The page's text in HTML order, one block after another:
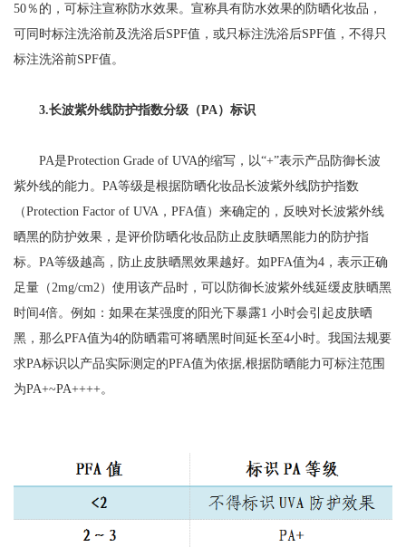
50％的，可标注宣称防水效果。宣称具有防水效果的防晒化妆品，
可同时标注洗浴前及洗浴后SPF值，或只标注洗浴后SPF值，不得只
标注洗浴前SPF值。
3.长波紫外线防护指数分级（PA）标识
PA是Protection Grade of UVA的缩写，以“+”表示产品防御长波
紫外线的能力。PA等级是根据防晒化妆品长波紫外线防护指数
（Protection Factor of UVA，PFA值）来确定的，反映对长波紫外线
晒黑的防护效果，是评价防晒化妆品防止皮肤晒黑能力的防护指
标。PA等级越高，防止皮肤晒黑效果越好。如PFA值为4，表示正确
足量（2mg/cm2）使用该产品时，可以防御长波紫外线延缓皮肤晒黑
时间4倍。例如：如果在某强度的阳光下暴露1 小时会引起皮肤晒
黑，那么PFA值为4的防晒霜可将晒黑时间延长至4小时。我国法规要
求PA标识以产品实际测定的PFA值为依据,根据防晒能力可标注范围
为PA+~PA++++。